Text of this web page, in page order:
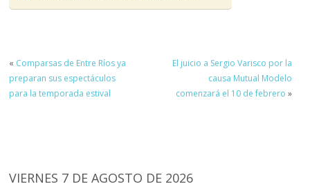
« Comparsas de Entre Ríos ya
preparan sus espectáculos
para la temporada estival
El juicio a Sergio Varisco por la
causa Mutual Modelo
comenzará el 10 de febrero »
VIERNES 7 DE AGOSTO DE 2026